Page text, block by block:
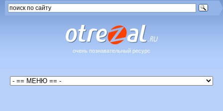
очень познавательный ресурс